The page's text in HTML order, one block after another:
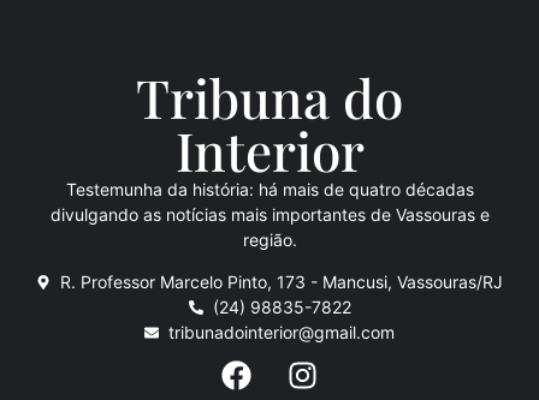
Tribuna do
Interior
Testemunha da história: há mais de quatro décadas
divulgando as notícias mais importantes de Vassouras e
região.
R. Professor Marcelo Pinto, 173 - Mancusi, Vassouras/RJ
(24) 98835-7822
tribunadointerior@gmail.com